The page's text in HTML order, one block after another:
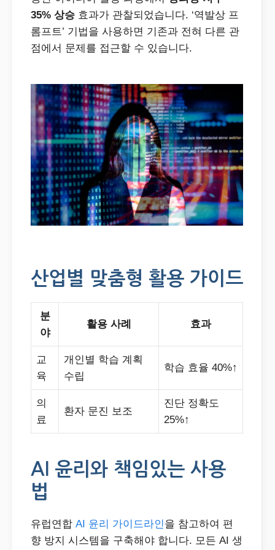
35% 상승 효과가 관찰되었습니다. ‘역발상 프
롬프트’ 기법을 사용하면 기존과 전혀 다른 관
점에서 문제를 접근할 수 있습니다.
산업별 맞춤형 활용 가이드
분
야
활용 사례 효과
교
육
개인별 학습 계획
수립
학습 효율 40%↑
의
료
환자 문진 보조
진단 정확도
25%↑
AI 윤리와 책임있는 사용
법
유럽연합 AI 윤리 가이드라인을 참고하여 편
향 방지 시스템을 구축해야 합니다. 모든 AI 생